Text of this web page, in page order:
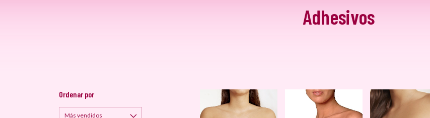
Adhesivos
Ordenar por